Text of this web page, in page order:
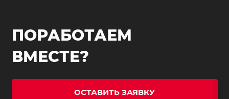
ПОРАБОТАЕМ
ВМЕСТЕ?
ОСТАВИТЬ ЗАЯВКУ